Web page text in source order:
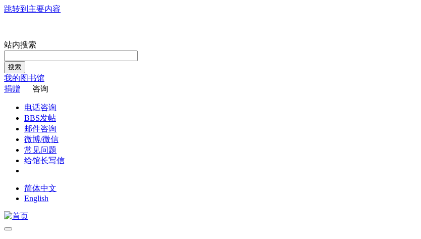
跳转到主要内容
站内搜索
搜索
我的图书馆
捐赠
咨询
电话咨询
BBS发帖
邮件咨询
微博/微信
常见问题
给馆长写信
简体中文
English